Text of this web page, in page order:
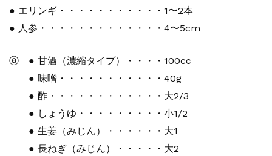
● エリンギ・・・・・・・・・・・1〜2本
● 人参・・・・・・・・・・・・・4〜5cm
ⓐ ● 甘酒（濃縮タイプ）・・・・100cc
● 味噌・・・・・・・・・・・40g
● 酢・・・・・・・・・・・・大2/3
● しょうゆ・・・・・・・・・小1/2
● 生姜（みじん）・・・・・・大1
● 長ねぎ（みじん）・・・・・大2